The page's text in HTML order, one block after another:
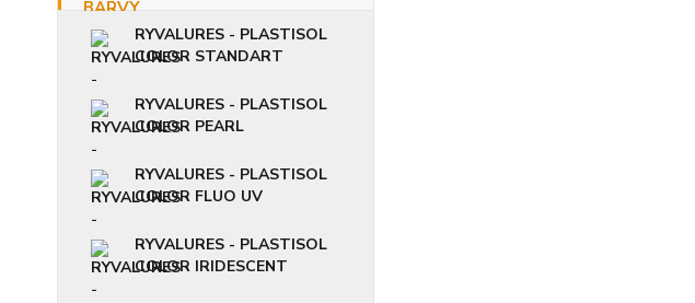
RYVALURES - PLASTISOL
COLOR STANDART
RYVALURES - PLASTISOL
COLOR PEARL
RYVALURES - PLASTISOL
COLOR FLUO UV
RYVALURES - PLASTISOL
COLOR IRIDESCENT